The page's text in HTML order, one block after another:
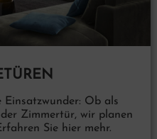
Einsatzwunder: Ob als
Zimmertür, wir planen
Sie hier mehr.